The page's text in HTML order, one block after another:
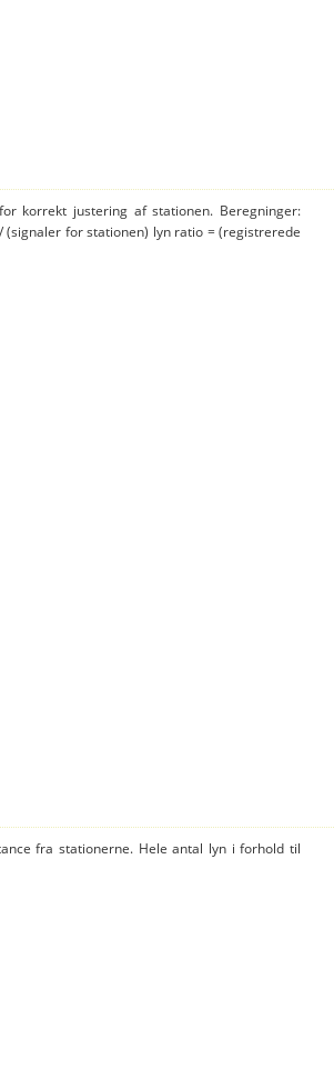
korrekt justering af stationen. Beregninger:
for stationen) lyn ratio = (registrerede
fra stationerne. Hele antal lyn i forhold til